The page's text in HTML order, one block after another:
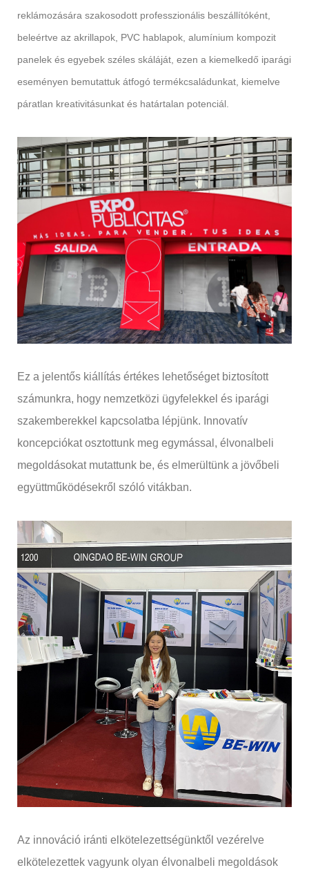
reklámozására szakosodott professzionális beszállítóként,
beleértve az akrillapok, PVC hablapok, alumínium kompozit
panelek és egyebek széles skáláját, ezen a kiemelkedő iparági
eseményen bemutattuk átfogó termékcsaládunkat, kiemelve
páratlan kreativitásunkat és határtalan potenciál.
Ez a jelentős kiállítás értékes lehetőséget biztosított
számunkra, hogy nemzetközi ügyfelekkel és iparági
szakemberekkel kapcsolatba lépjünk. Innovatív
koncepciókat osztottunk meg egymással, élvonalbeli
megoldásokat mutattunk be, és elmerültünk a jövőbeli
együttműködésekről szóló vitákban.
Az innováció iránti elkötelezettségünktől vezérelve
elkötelezettek vagyunk olyan élvonalbeli megoldások